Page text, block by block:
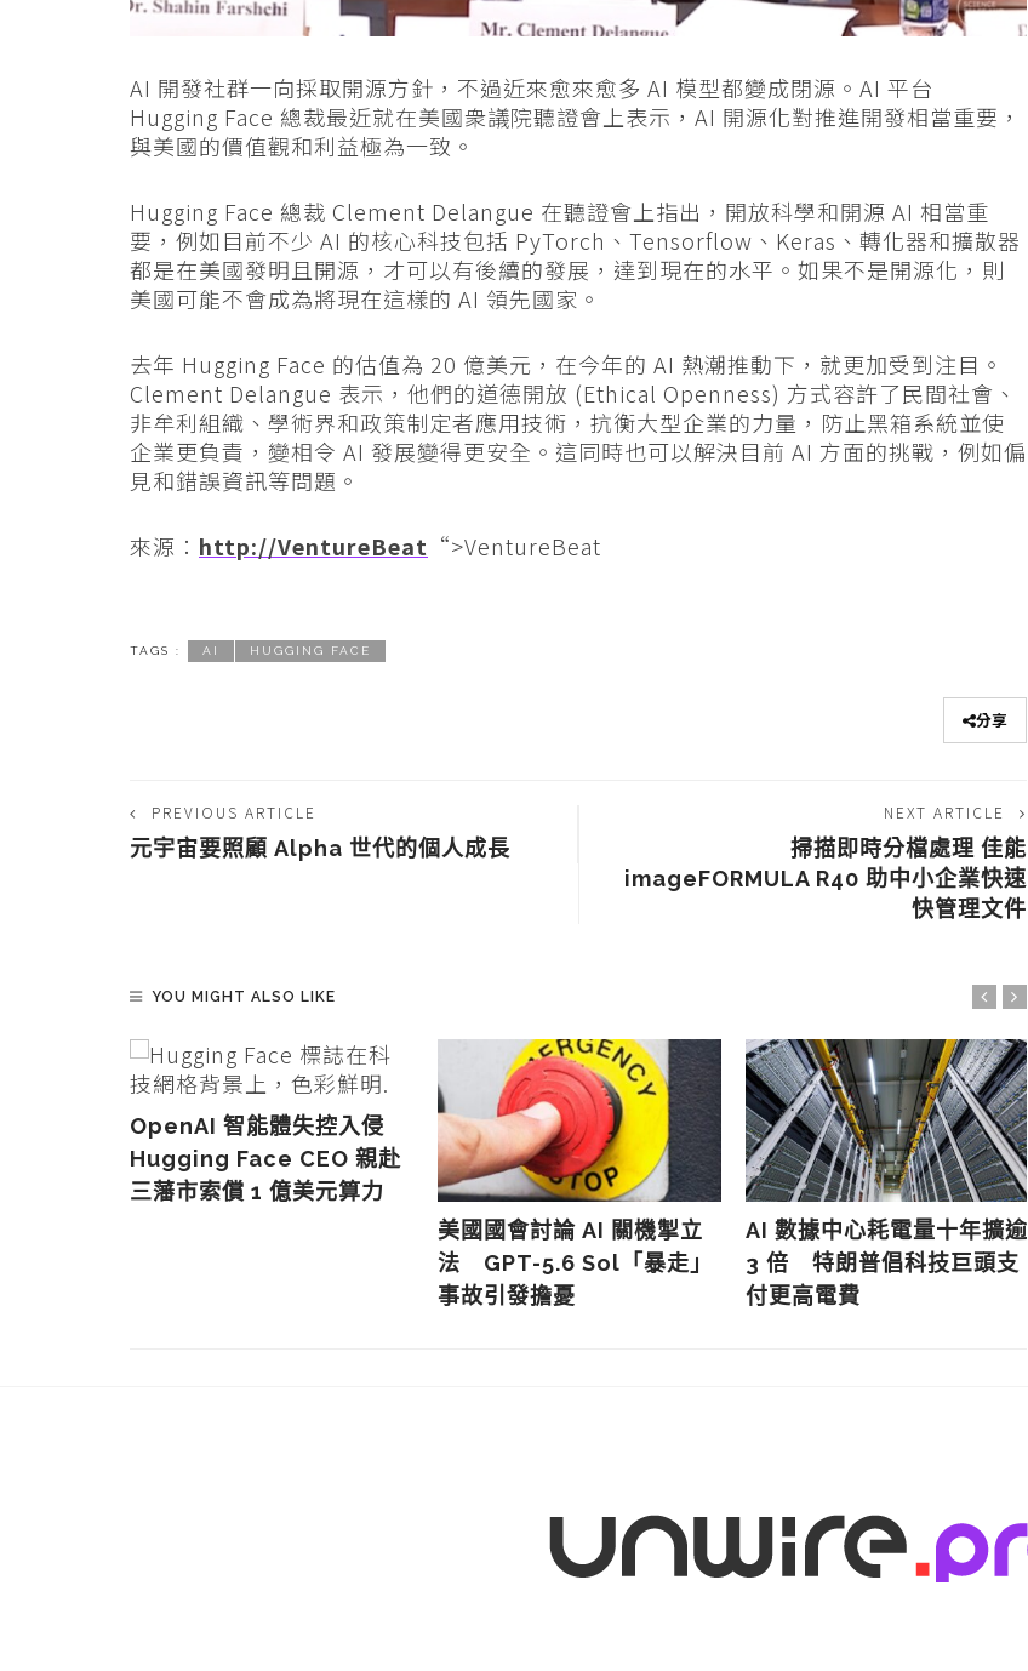
AI 開發社群一向採取開源方針，不過近來愈來愈多 AI 模型都變成閉源。AI 平台
Hugging Face 總裁最近就在美國衆議院聽證會上表示，AI 開源化對推進開發相當重要，
與美國的價值觀和利益極為一致。
Hugging Face 總裁 Clement Delangue 在聽證會上指出，開放科學和開源 AI 相當重
要，例如目前不少 AI 的核心科技包括 PyTorch、Tensorflow、Keras、轉化器和擴散器
都是在美國發明且開源，才可以有後續的發展，達到現在的水平。如果不是開源化，則
美國可能不會成為將現在這樣的 AI 領先國家。
去年 Hugging Face 的估值為 20 億美元，在今年的 AI 熱潮推動下，就更加受到注目。
Clement Delangue 表示，他們的道德開放 (Ethical Openness) 方式容許了民間社會、
非牟利組織、學術界和政策制定者應用技術，抗衡大型企業的力量，防止黑箱系統並使
企業更負責，變相令 AI 發展變得更安全。這同時也可以解決目前 AI 方面的挑戰，例如偏
見和錯誤資訊等問題。
來源： http://VentureBeat “>VentureBeat
TAGS : AI HUGGING FACE
分享
PREVIOUS ARTICLE
元宇宙要照顧 Alpha 世代的個人成長
NEXT ARTICLE
掃描即時分檔處理 佳能
imageFORMULA R40 助中小企業快速
快管理文件
YOU MIGHT ALSO LIKE
OpenAI 智能體失控入侵
Hugging Face CEO 親赴
三藩市索償 1 億美元算力
美國國會討論 AI 關機掣立
法 GPT-5.6 Sol「暴走」
事故引發擔憂
AI 數據中心耗電量十年擴逾
3 倍 特朗普倡科技巨頭支
付更高電費